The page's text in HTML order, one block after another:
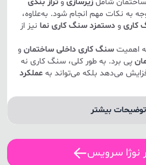
به نکات مهم انجام شود. به‌علاوه،
کاری و دستمزد سنگ کاری نما نیز از
اهمیت سنگ کاری داخلی ساختمان و
پی برد. به طور کلی، سنگ کاری نه
می‌دهد بلکه می‌تواند به عملکرد
می‌شود:
بیشتر
نوژا سرویس